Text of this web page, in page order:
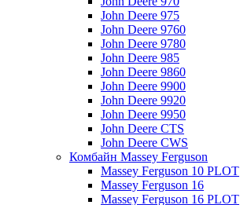
John Deere 975
John Deere 9760
John Deere 9780
John Deere 985
John Deere 9860
John Deere 9900
John Deere 9920
John Deere 9950
John Deere CTS
John Deere CWS
Комбайн Massey Ferguson
Massey Ferguson 10 PLOT
Massey Ferguson 16
Massey Ferguson 16 PLOT